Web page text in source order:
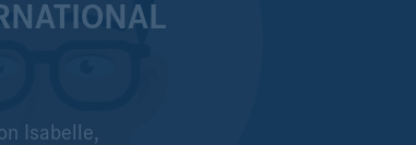
Isabelle,